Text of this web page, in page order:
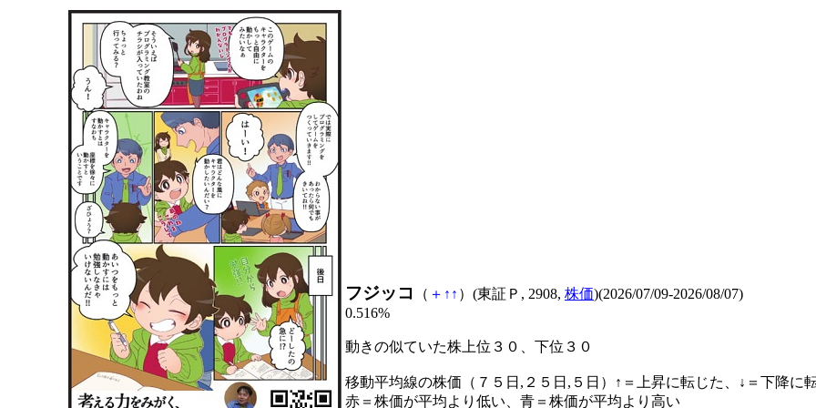
フジッコ （ ＋ ↑ ↑ ）(東証Ｐ, 2908, 株価)(2026/07/09-2026/08/07)
0.516%
動きの似ていた株上位３０、下位３０
移動平均線の株価（７５日,２５日,５日）↑＝上昇に転じた、↓＝下降に
赤＝株価が平均より低い、青＝株価が平均より高い